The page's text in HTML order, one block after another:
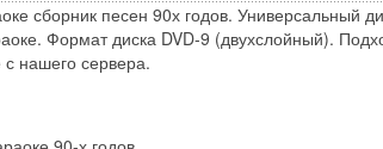
сборник песен 90х годов. Универсальный
Формат диска DVD-9 (двухслойный).
с нашего сервера.